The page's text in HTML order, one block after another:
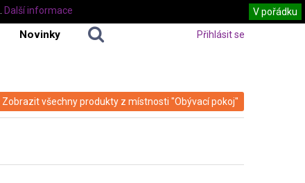
Novinky Přihlásit se
Zobrazit všechny produkty z místnosti "Obývací pokoj"
V pořádku
Další informace